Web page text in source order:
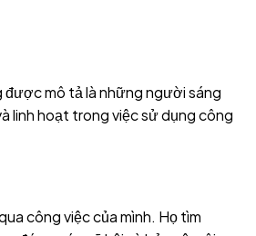
được mô tả là những người sáng
linh hoạt trong việc sử dụng công
công việc của mình. Họ tìm